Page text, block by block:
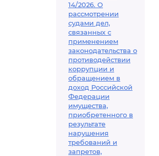
14/2026. О
рассмотрении
судами дел,
связанных с
применением
законодательства о
противодействии
коррупции и
обращением в
доход Российской
Федерации
имущества,
приобретенного в
результате
нарушения
требований и
запретов,